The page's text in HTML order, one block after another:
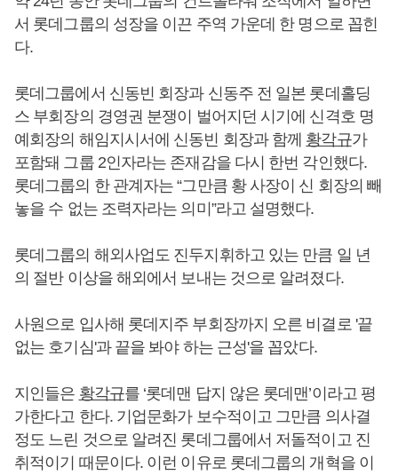
서 롯데그룹의 성장을 이끈 주역 가운데 한 명으로 꼽힌
다.
롯데그룹에서 신동빈 회장과 신동주 전 일본 롯데홀딩
스 부회장의 경영권 분쟁이 벌어지던 시기에 신격호 명
예회장의 해임지시서에 신동빈 회장과 함께 황각규가
포함돼 그룹 2인자라는 존재감을 다시 한번 각인했다.
롯데그룹의 한 관계자는 “그만큼 황 사장이 신 회장의 빼
놓을 수 없는 조력자라는 의미”라고 설명했다.
롯데그룹의 해외사업도 진두지휘하고 있는 만큼 일 년
의 절반 이상을 해외에서 보내는 것으로 알려졌다.
사원으로 입사해 롯데지주 부회장까지 오른 비결로 '끝
없는 호기심'과 끝을 봐야 하는 근성'을 꼽았다.
지인들은 황각규를 ‘롯데맨 답지 않은 롯데맨’이라고 평
가한다고 한다. 기업문화가 보수적이고 그만큼 의사결
정도 느린 것으로 알려진 롯데그룹에서 저돌적이고 진
취적이기 때문이다. 이런 이유로 롯데그룹의 개혁을 이